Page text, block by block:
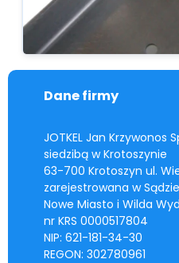
Dane firmy
JOTKEL Jan Krzywonos
siedzibą w Krotoszynie
63-700 Krotoszyn ul.
zarejestrowana w
Nowe Miasto i Wilda
nr KRS 0000517804
NIP: 621-181-34-30
REGON: 302780961